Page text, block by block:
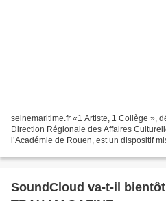
seinemaritime.fr «1 Artiste, 1 Collège »,
Direction Régionale des Affaires
l’Académie de Rouen, est un dispositif
SoundCloud va-t-il